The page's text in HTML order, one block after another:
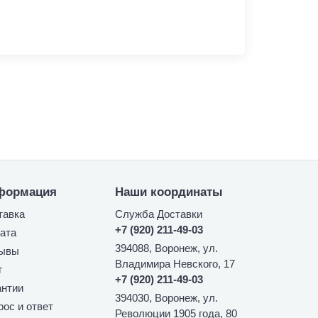
и ответ
Наши координаты
Служба Доставки
+7 (920) 211-49-03
394088, Воронеж, ул.
Владимира Невского, 17
+7 (920) 211-49-03
394030, Воронеж, ул.
Революции 1905 года, 80